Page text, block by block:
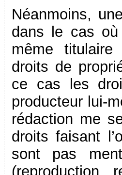
Néanmoins,
dans le cas
même
droits de
ce cas les
producteur lui-
rédaction me
droits faisant
sont pas
(reproduction,